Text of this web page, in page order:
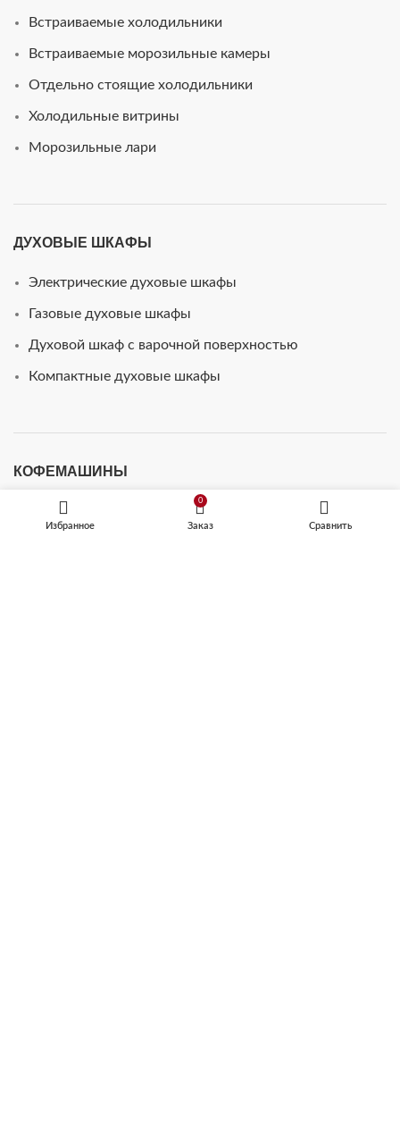
Встраиваемые холодильники
Встраиваемые морозильные камеры
Отдельно стоящие холодильники
Холодильные витрины
Морозильные лари
ДУХОВЫЕ ШКАФЫ
Электрические духовые шкафы
Газовые духовые шкафы
Духовой шкаф с варочной поверхностью
Компактные духовые шкафы
КОФЕМАШИНЫ
Встраиваемые кофемашины
Избранное
0
Заказ Сравнить